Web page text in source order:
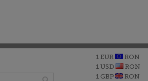
1 EUR
RON
1 USD
RON
1 GBP
RON